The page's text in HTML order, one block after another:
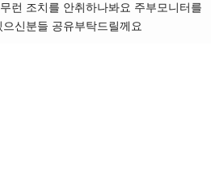
런 조치를 안취하나봐요 주부모니터를
신분들 공유부탁드릴께요